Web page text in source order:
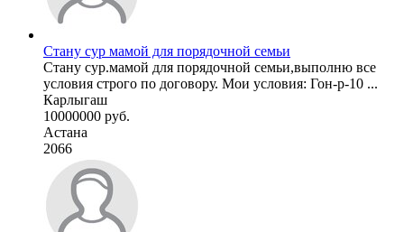
Стану сур мамой для порядочной семьи
Стану сур.мамой для порядочной семьи,выполню все
условия строго по договору. Мои условия: Гон-р-10 ...
Карлыгаш
10000000 руб.
Астана
2066